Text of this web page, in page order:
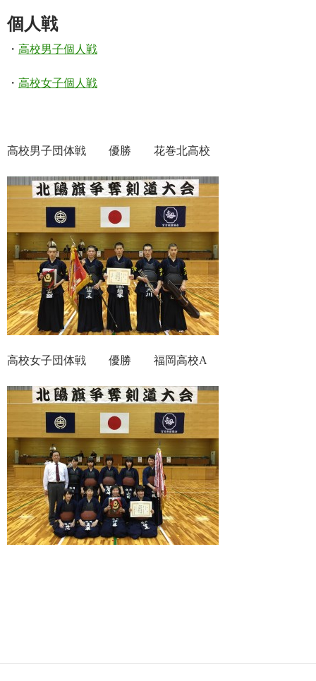
個人戦
・ 高校男子個人戦
・ 高校女子個人戦
高校男子団体戦 優勝 花巻北高校
高校女子団体戦 優勝 福岡高校A